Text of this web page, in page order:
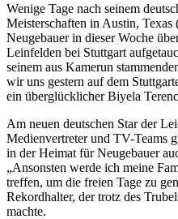
Wenige Tage nach seinem
Meisterschaften in Austin,
Neugebauer in dieser Woche
Leinfelden bei Stuttgart
seinem aus Kamerun
wir uns gestern auf dem
ein überglücklicher Biyela
Am neuen deutschen Star der
Medienvertreter und TV-Teams
in der Heimat für Neugebauer
„Ansonsten werde ich meine
treffen, um die freien Tage zu
Rekordhalter, der trotz des
machte.